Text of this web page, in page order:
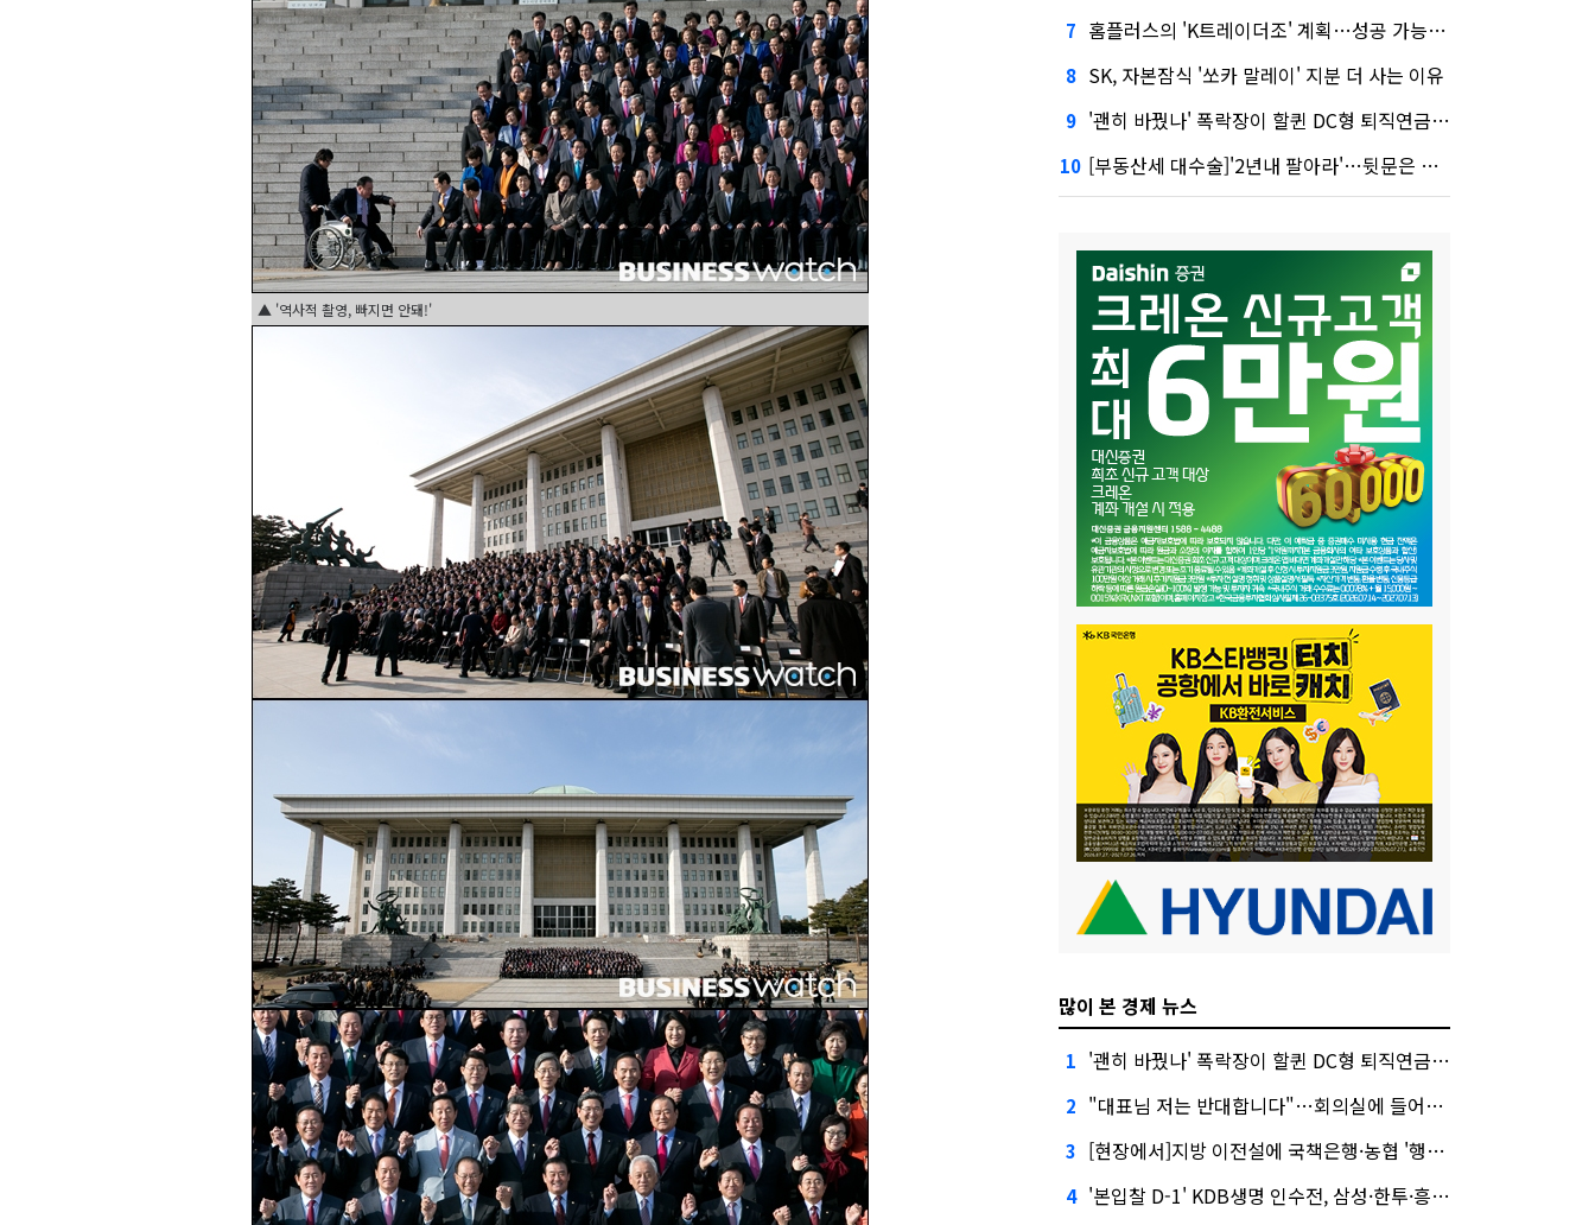
▲ '역사적 촬영, 빠지면 안돼!'
7 홈플러스의 'K트레이더조' 계획…성공 가능성은 '글쎄'
8 SK, 자본잠식 '쏘카 말레이' 지분 더 사는 이유
9 '괜히 바꿨나' 폭락장이 할퀸 DC형 퇴직연금…전문가 조언은
10 [부동산세 대수술]'2년내 팔아라'…뒷문은 열었다
많이 본 경제 뉴스
1 '괜히 바꿨나' 폭락장이 할퀸 DC형 퇴직연금…전문가 조언은
2 "대표님 저는 반대합니다"…회의실에 들어온 신한금융 AI
3 [현장에서]지방 이전설에 국책은행·농협 '행동파'…금감원 '신중모드'
4 '본입찰 D-1' KDB생명 인수전, 삼성·한투·흥국 셈법은?